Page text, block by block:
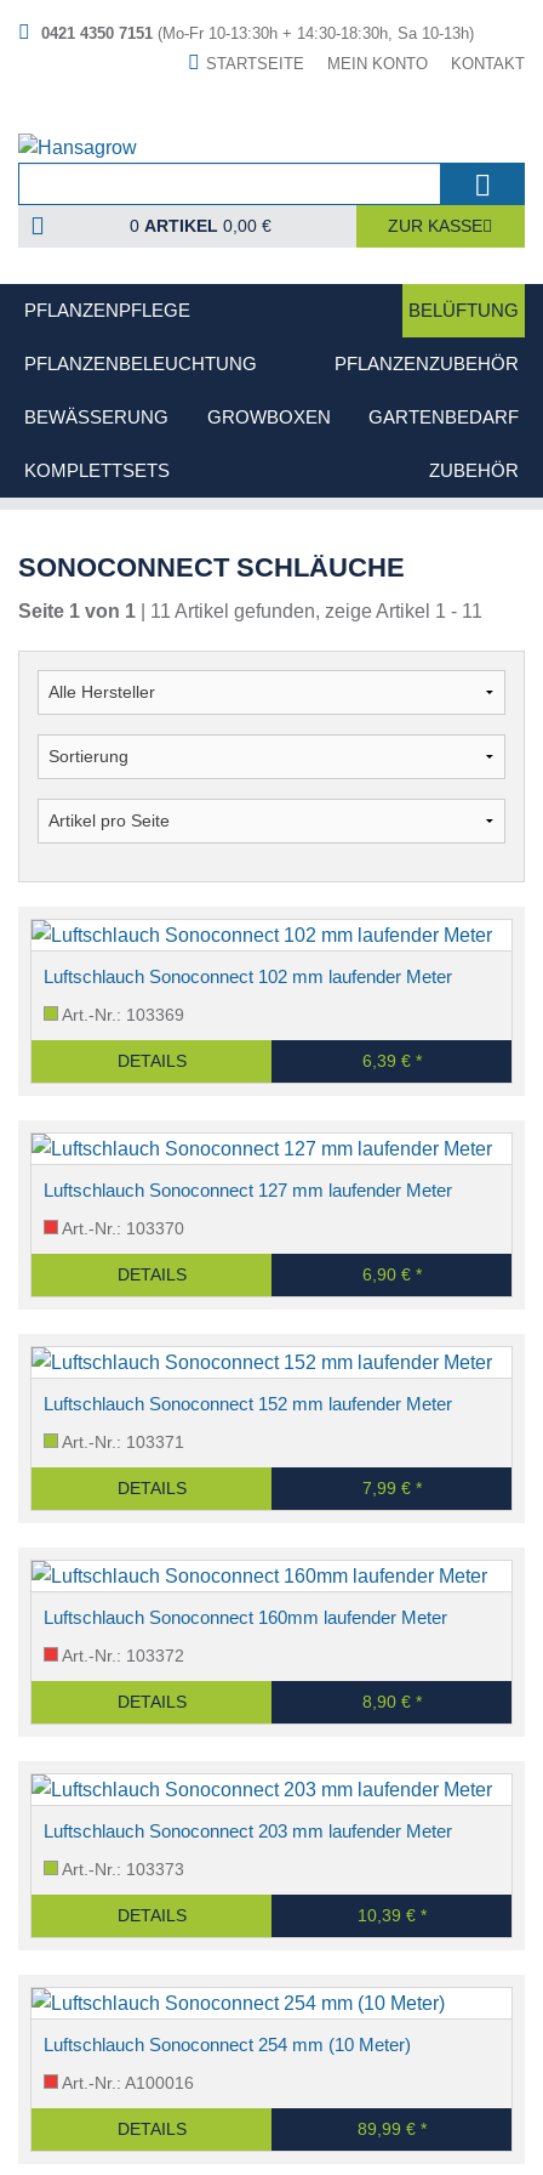
0421 4350 7151 (Mo-Fr 10-13:30h + 14:30-18:30h, Sa 10-13h)
STARTSEITE
MEIN KONTO KONTAKT
0 ARTIKEL 0,00 € ZUR KASSE
PFLANZENPFLEGE BELÜFTUNG
PFLANZENBELEUCHTUNG PFLANZENZUBEHÖR
BEWÄSSERUNG GROWBOXEN GARTENBEDARF
KOMPLETTSETS ZUBEHÖR
SONOCONNECT SCHLÄUCHE
Seite 1 von 1 | 11 Artikel gefunden, zeige Artikel 1 - 11
Luftschlauch Sonoconnect 102 mm laufender Meter
Art.-Nr.: 103369
DETAILS 6,39 € *
Luftschlauch Sonoconnect 127 mm laufender Meter
Art.-Nr.: 103370
DETAILS 6,90 € *
Luftschlauch Sonoconnect 152 mm laufender Meter
Art.-Nr.: 103371
DETAILS 7,99 € *
Luftschlauch Sonoconnect 160mm laufender Meter
Art.-Nr.: 103372
DETAILS 8,90 € *
Luftschlauch Sonoconnect 203 mm laufender Meter
Art.-Nr.: 103373
DETAILS 10,39 € *
Luftschlauch Sonoconnect 254 mm (10 Meter)
Art.-Nr.: A100016
DETAILS 89,99 € *